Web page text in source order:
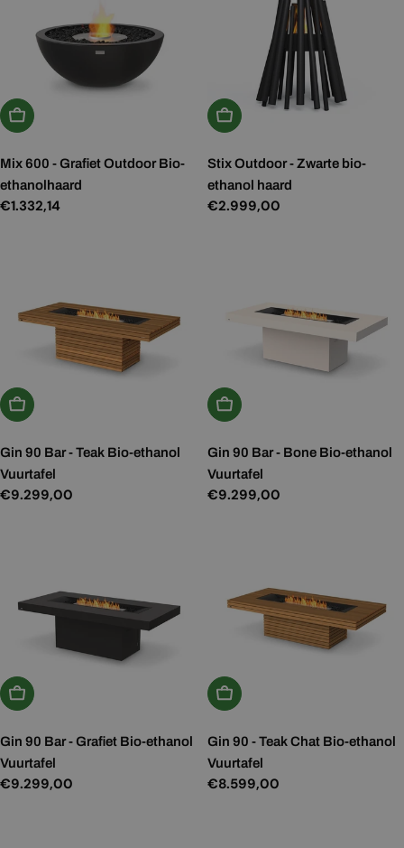
Kies Opties
Mix 600 - Grafiet Outdoor Bio-
ethanolhaard
Normale
€1.332,14
Kies Opties
Stix Outdoor - Zwarte bio-
ethanol haard
Normale
€2.999,00
Kies Opties
Gin 90 Bar - Teak Bio-ethanol
Vuurtafel
Normale
€9.299,00
Kies Opties
Gin 90 Bar - Bone Bio-ethanol
Vuurtafel
Normale
€9.299,00
Kies Opties
Gin 90 Bar - Grafiet Bio-ethanol
Vuurtafel
Normale
€9.299,00
Kies Opties
Gin 90 - Teak Chat Bio-ethanol
Vuurtafel
Normale
€8.599,00